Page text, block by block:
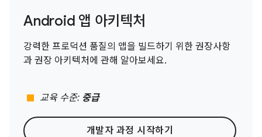
Android 앱 아키텍처
강력한 프로덕션 품질의 앱을 빌드하기 위한 권장사항
과 권장 아키텍처에 관해 알아보세요.
stop 교육 수준: 중급
개발자 과정 시작하기